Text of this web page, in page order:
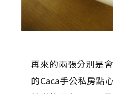
再來的兩張分別是
的Caca手公私房點